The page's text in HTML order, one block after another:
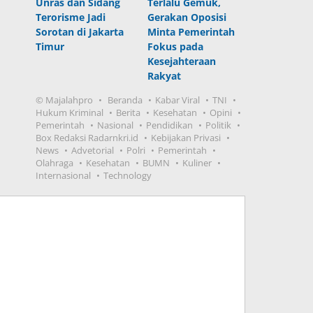
Unras dan Sidang
Terorisme Jadi
Sorotan di Jakarta
Timur
Terlalu Gemuk,
Gerakan Oposisi
Minta Pemerintah
Fokus pada
Kesejahteraan
Rakyat
© Majalahpro Beranda Kabar Viral
TNI
Hukum Kriminal
Berita Kesehatan
Opini
Pemerintah
Nasional Pendidikan
Politik
Box Redaksi Radarnkri.id
Kebijakan Privasi
News
Advetorial Polri
Pemerintah
Olahraga
Kesehatan BUMN
Kuliner
Internasional
Technology